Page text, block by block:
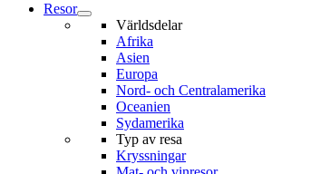
Resor
Världsdelar
Afrika
Asien
Europa
Nord- och Centralamerika
Oceanien
Sydamerika
Typ av resa
Kryssningar